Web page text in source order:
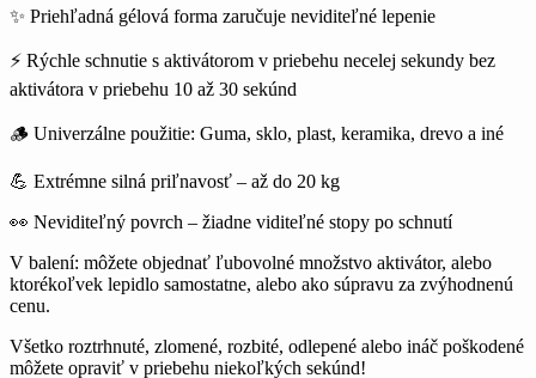
✨ Priehľadná gélová forma zaručuje neviditeľné lepenie
⚡ Rýchle schnutie s aktivátorom v priebehu necelej sekundy bez
aktivátora v priebehu 10 až 30 sekúnd
🪵 Univerzálne použitie: Guma, sklo, plast, keramika, drevo a iné
💪 Extrémne silná priľnavosť – až do 20 kg
👀 Neviditeľný povrch – žiadne viditeľné stopy po schnutí
V balení: môžete objednať ľubovolné množstvo aktivátor, alebo
ktorékoľvek lepidlo samostatne, alebo ako súpravu za zvýhodnenú
cenu.
Všetko roztrhnuté, zlomené, rozbité, odlepené alebo ináč poškodené
môžete opraviť v priebehu niekoľkých sekúnd!